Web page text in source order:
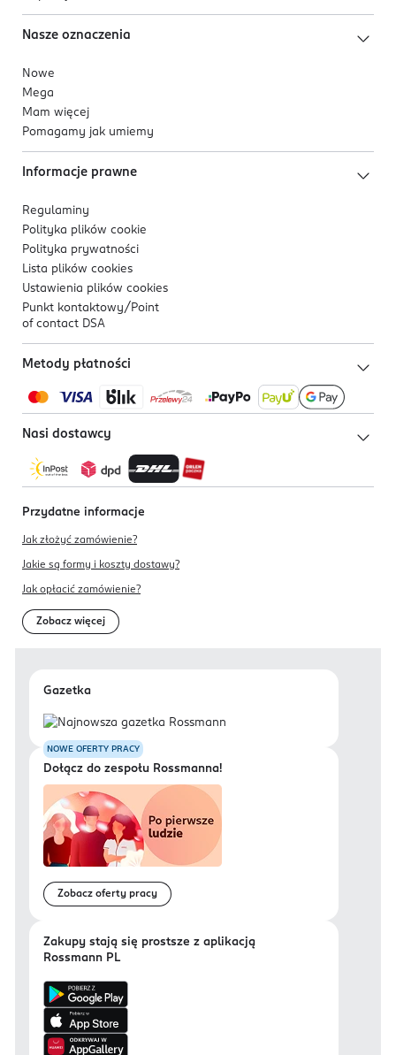
Nasze oznaczenia
Nowe
Mega
Mam więcej
Pomagamy jak umiemy
Informacje prawne
Regulaminy
Polityka plików cookie
Polityka prywatności
Lista plików cookies
Ustawienia plików cookies
Punkt kontaktowy/ Point
of contact DSA
Metody płatności
Nasi dostawcy
Przydatne informacje
Jak złożyć zamówienie?
Jakie są formy i koszty dostawy?
Jak opłacić zamówienie?
Zobacz więcej
Gazetka
NOWE OFERTY PRACY
Dołącz do zespołu Rossmanna!
Zobacz oferty pracy
Zakupy stają się prostsze z aplikacją
Rossmann PL